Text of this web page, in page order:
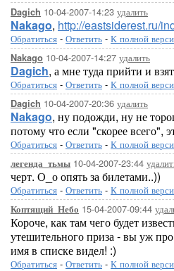
Dagich 10-04-2007-14:23 удалить
Nakago, http://eastsiderest.ru/
Обратиться - Ответить - К полной
Nakago 10-04-2007-14:27 удалить
Dagich, а мне туда прийти и
Обратиться - Ответить - К полной
Dagich 10-04-2007-20:36 удалить
Nakago, ну подожди, ну не
потому что если "скорее всего",
Обратиться - Ответить - К полной
легенда_тьмы 10-04-2007-23:44
черт. О_о опять за билетами..))
Обратиться - Ответить - К полной
Коптящий_Небо 15-04-2007-09:44
Короче, как там чего будет
утешительного приза - вы уж про
имя в списке видел! :)
Обратиться - Ответить - К полной